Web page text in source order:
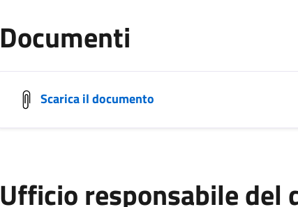
Documenti
Scarica il documento
Ufficio responsabile del